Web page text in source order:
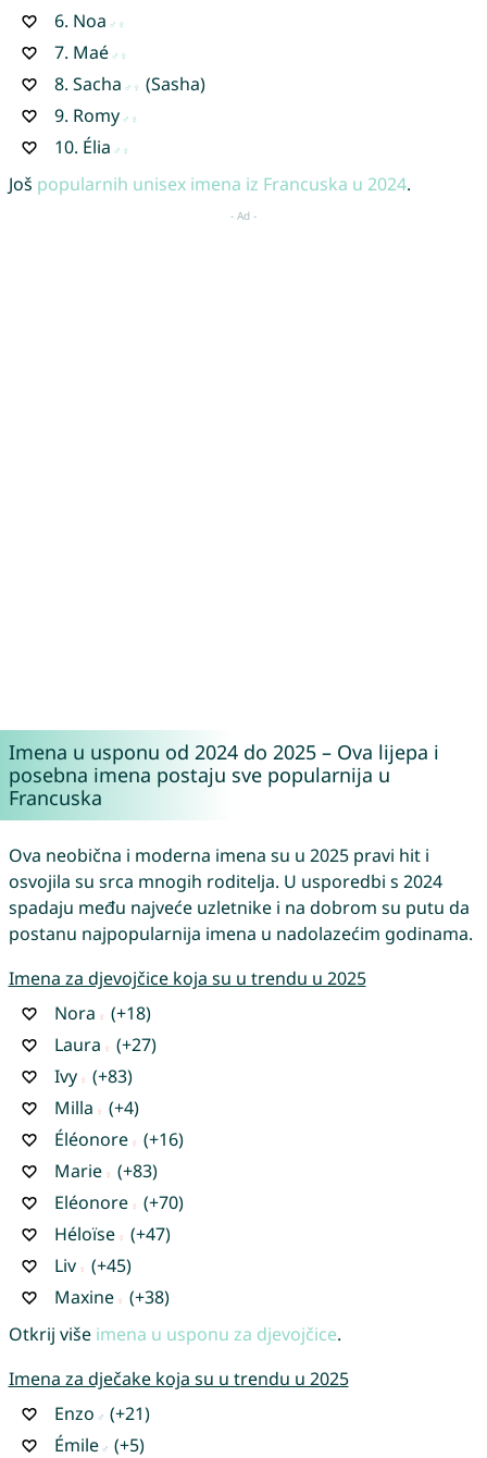
6. Noa
7. Maé
8. Sacha
(Sasha)
9. Romy
10. Élia
Još popularnih unisex imena iz Francuska u 2024.
Imena u usponu od 2024 do 2025 – Ova lijepa i
posebna imena postaju sve popularnija u
Francuska
Ova neobična i moderna imena su u 2025 pravi hit i
osvojila su srca mnogih roditelja. U usporedbi s 2024
spadaju među najveće uzletnike i na dobrom su putu da
postanu najpopularnija imena u nadolazećim godinama.
Imena za djevojčice koja su u trendu u 2025
Nora
(+18)
Laura
(+27)
Ivy
(+83)
Milla
(+4)
Éléonore
(+16)
Marie
(+83)
Eléonore
(+70)
Héloïse
(+47)
Liv
(+45)
Maxine
(+38)
Otkrij više imena u usponu za djevojčice.
Imena za dječake koja su u trendu u 2025
Enzo
(+21)
Émile
(+5)